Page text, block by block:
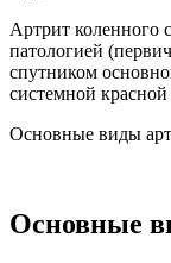
Артрит коленного
патологией
спутником
системной
Основные виды
Основные